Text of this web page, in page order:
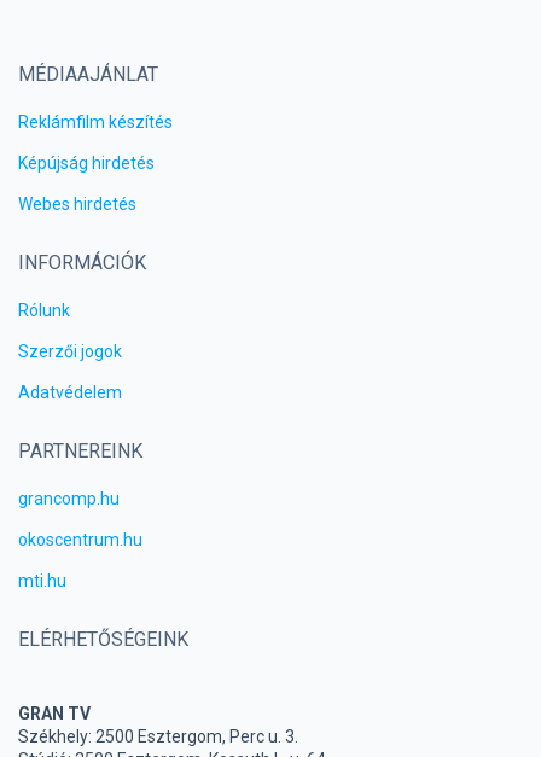
MÉDIAAJÁNLAT
Reklámfilm készítés
Képújság hirdetés
Webes hirdetés
INFORMÁCIÓK
Rólunk
Szerzői jogok
Adatvédelem
PARTNEREINK
grancomp.hu
okoscentrum.hu
mti.hu
ELÉRHETŐSÉGEINK
GRAN TV
Székhely: 2500 Esztergom, Perc u. 3.